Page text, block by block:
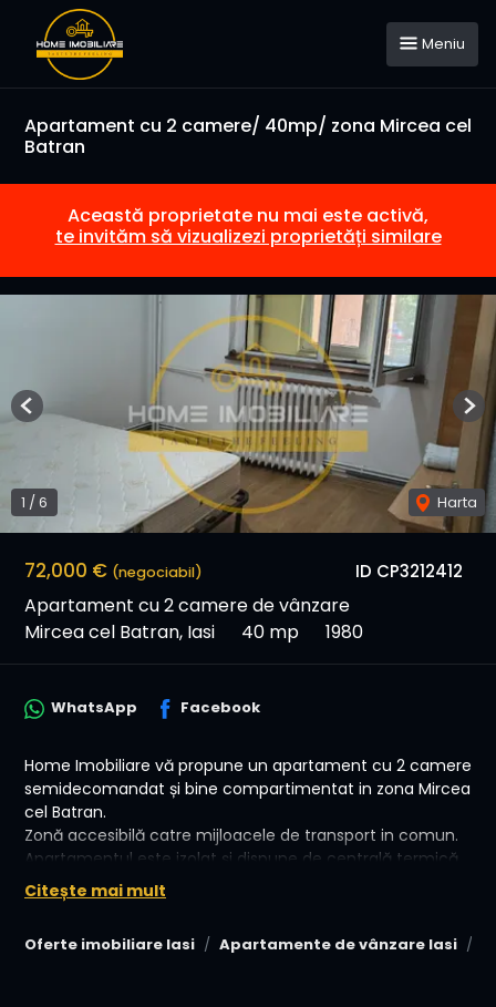
Meniu
Apartament cu 2 camere/ 40mp/ zona Mircea cel
Batran
Această proprietate nu mai este activă,
te invităm să vizualizezi proprietăți similare
ID CP3212412
72,000 € (negociabil)
Apartament cu 2 camere de vânzare
Mircea cel Batran, Iasi
40 mp 1980
1 / 6 Harta
Previous
Oferte imobiliare Iasi Apartamente de vânzare Iasi
WhatsApp Facebook
Home Imobiliare vă propune un apartament cu 2 camere
semidecomandat și bine compartimentat in zona Mircea
cel Batran.
Zonă accesibilă catre mijloacele de transport in comun.
Apartamentul este izolat și dispune de centrală termică.
📏 Suprafață Totală: 48 mp (40 utili)
💰 Preț: 72.000 €, negociabil!
Citește mai mult